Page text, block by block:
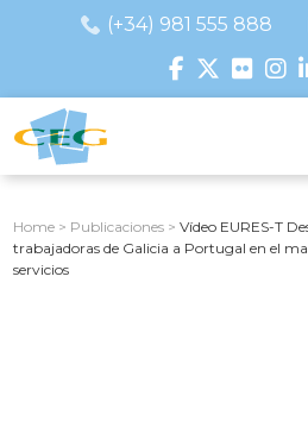
(+34) 981 555 888
Home > Publicaciones >Vídeo EURES-T
trabajadoras de Galicia a Portugal en el
servicios